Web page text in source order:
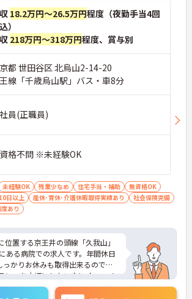
18.2万円～26.5万円程度（夜勤手当4回
）
218万円～318万円程度、賞与別
都 世田谷区 北烏山2-14-20
線「千歳烏山駅」バス・車8分
員(正職員)
格不問 ※未経験OK
未経験OK 残業少なめ 住宅手当・補助
無資格OK
日以上 産休･育休･介護休暇取得実績あり
社会保険完備
あり
位置する京王井の頭線「久我山」
ある病院での求人です。年間休日
かりお休みも取得出来るので、
ンスを大切にしたい方にオススメ
か月分支給実績あり！努力が評